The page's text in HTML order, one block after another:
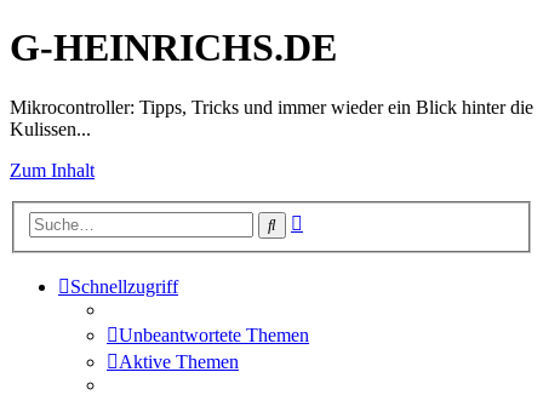
G-HEINRICHS.DE
Mikrocontroller: Tipps, Tricks und immer wieder ein Blick hinter die
Kulissen...
Zum Inhalt
Suche
Schnellzugriff
Unbeantwortete Themen
Aktive Themen